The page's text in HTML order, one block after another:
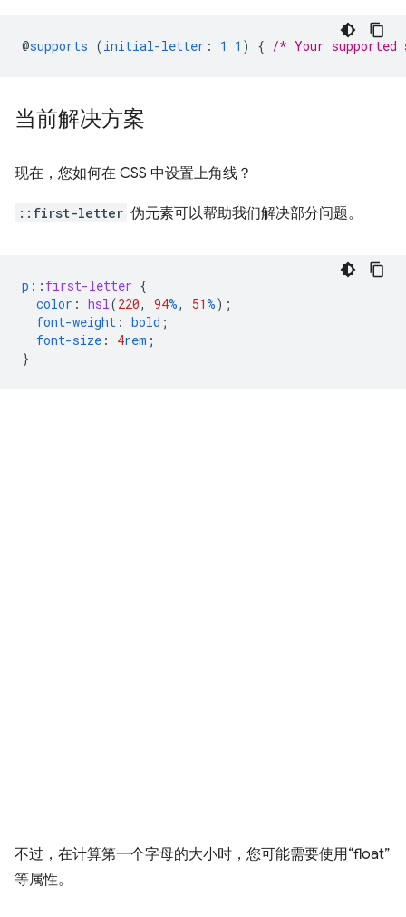
@supports (initial-letter : 1 1 ) { /* Your
当前解决方案
现在，您如何在 CSS 中设置上角线？
::first-letter 伪元素可以帮助我们解决部分问题。
p :: first-letter {
color : hsl(220, 94%, 51%);
font-weight : bold ;
font-size : 4rem ;
}
不过，在计算第一个字母的大小时，您可能需要使用“float”
等属性。